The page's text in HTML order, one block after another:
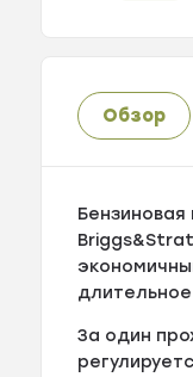
Обзор
За один